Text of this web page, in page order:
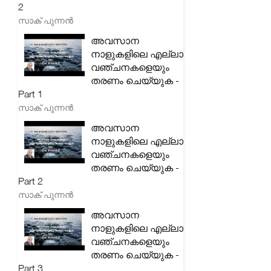
2
സാക് പുന്നൻ
അവസാന
നാളുകളിലെ എല്ലാ
വഞ്ചനകളെയും
തരണം ചെയ്യുക -
Part 1
സാക് പുന്നൻ
അവസാന
നാളുകളിലെ എല്ലാ
വഞ്ചനകളെയും
തരണം ചെയ്യുക -
Part 2
സാക് പുന്നൻ
അവസാന
നാളുകളിലെ എല്ലാ
വഞ്ചനകളെയും
തരണം ചെയ്യുക -
Part 3